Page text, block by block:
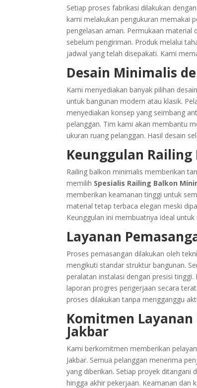
Setiap proses fabrikasi dilakukan
kami melakukan pengukuran memakai
pengelasan aman. Permukaan material
sebelum pengiriman. Produk melalui
jadwal yang telah disepakati. Kami
Desain Minimalis
Kami menyediakan banyak pilihan
untuk bangunan modern atau klasik.
menyediakan konsep yang seimbang
pelanggan. Tim kami akan membantu
ukuran ruang pelanggan. Hasil desain
Keunggulan
Railing balkon minimalis memberikan
memilih Spesialis Railing Balkon
memberikan keamanan tinggi untuk
material tetap terbaca elegan meski
Keunggulan ini membuatnya ideal
Layanan
Proses pemasangan dilakukan oleh
mengikuti standar struktur bangunan.
peralatan instalasi dengan presisi
laporan progres pengerjaan secara
proses dilakukan tanpa mengganggu
Komitmen
Jakbar
Kami berkomitmen memberikan
Jakbar. Semua pelanggan menerima
yang diberikan. Setiap proyek ditangani
hingga akhir pekerjaan. Keamanan dan